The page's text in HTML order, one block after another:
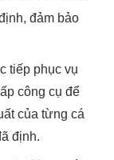
đảm bảo
tiếp phục vụ
công cụ để
của từng cá
định.